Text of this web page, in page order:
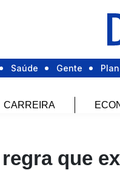
Saúde Gente
CARREIRA
que